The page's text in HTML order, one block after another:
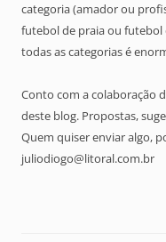
categoria (amador ou
futebol de praia ou futebol
todas as categorias é
Conto com a colaboração
deste blog. Propostas,
Quem quiser enviar algo,
juliodiogo@litoral.com.br